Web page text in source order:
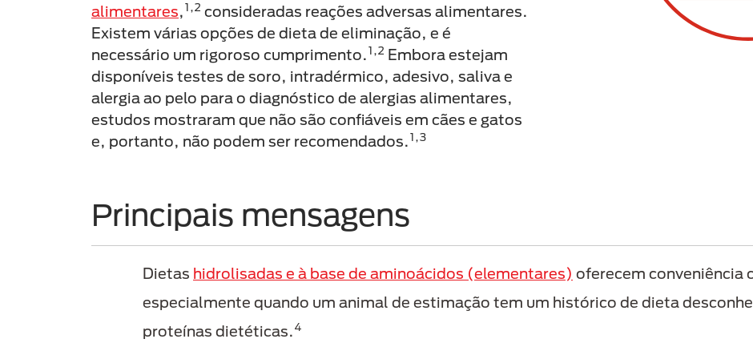
alimentares,1,2 consideradas reações adversas alimentares.
Existem várias opções de dieta de eliminação, e é
necessário um rigoroso cumprimento.1,2 Embora estejam
disponíveis testes de soro, intradérmico, adesivo, saliva e
alergia ao pelo para o diagnóstico de alergias alimentares,
estudos mostraram que não são confiáveis em cães e gatos
e, portanto, não podem ser recomendados.1,3
Principais mensagens
Dietas hidrolisadas e à base de aminoácidos (elementares) oferecem conveniência
especialmente quando um animal de estimação tem um histórico de dieta
proteínas dietéticas.4